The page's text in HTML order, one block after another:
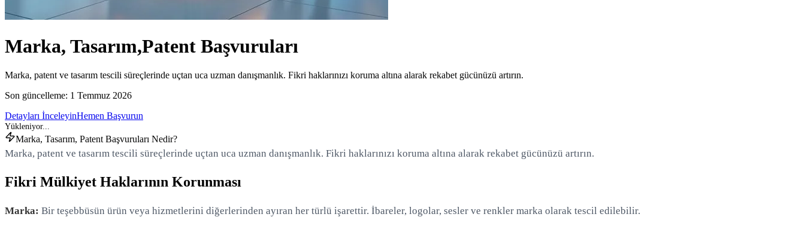
Marka, Tasarım,Patent Başvuruları
Marka, patent ve tasarım tescili süreçlerinde uçtan uca uzman danışmanlık. Fikri haklarınızı koruma altına alarak rekabet gücünüzü artırın.
Son güncelleme: 1 Temmuz 2026
Detayları İnceleyinHemen Başvurun
Marka, Tasarım, Patent Başvuruları Nedir?
Marka, patent ve tasarım tescili süreçlerinde uçtan uca uzman danışmanlık. Fikri haklarınızı koruma altına alarak rekabet gücünüzü artırın.
Fikri Mülkiyet Haklarının Korunması
Marka: Bir teşebbüsün ürün veya hizmetlerini diğerlerinden ayıran her türlü işarettir. İbareler, logolar, sesler ve renkler marka olarak tescil edilebilir.